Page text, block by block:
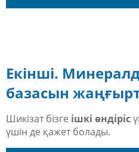
Екінші.
базасын
Шикізат бізге ішкі өндіріс
үшін де қажет болады.